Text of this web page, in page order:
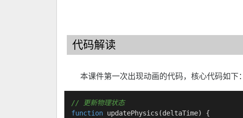
代码解读
本课件第一次出现动画的代码，核心代码如下：
// 更新物理状态
function updatePhysics (deltaTime) {